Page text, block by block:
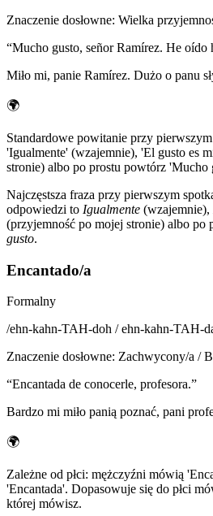
Znaczenie dosłowne: Wielka
“Mucho gusto, señor Ramírez. He oído
Miło mi, panie Ramírez. Dużo o panu
🌍
Standardowe powitanie przy
'Igualmente' (wzajemnie), 'El gusto es
stronie) albo po prostu powtórz 'Mucho
Najczęstsza fraza przy pierwszym
odpowiedzi to Igualmente (wzajemnie),
(przyjemność po mojej stronie) albo po
gusto.
Encantado/a
Formalny
/ehn-kahn-TAH-doh / ehn-kahn-TAH-
Znaczenie dosłowne: Zachwycony/a /
“Encantada de conocerle, profesora.”
Bardzo mi miło panią poznać, pani
🌍
Zależne od płci: mężczyźni mówią
'Encantada'. Dopasowuje się do płci
której mówisz.